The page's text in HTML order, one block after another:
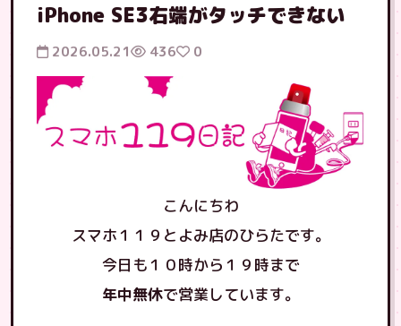
iPhone SE3右端がタッチできない
2026.05.21 436 0
こんにちわ
スマホ１１９とよみ店のひらたです。
今日も１０時から１９時まで
年中無休で営業しています。